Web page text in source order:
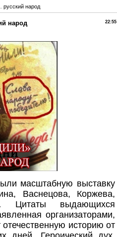
русский народ
22:55
народ
масштабную выставку
Васнецова, Коржева,
Цитаты выдающихся
организаторами,
историю от